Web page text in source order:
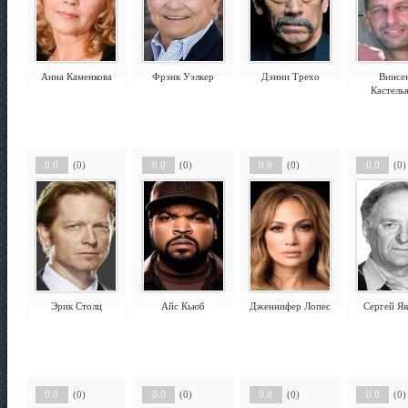
Анна Каменкова Фрэнк Уэлкер Дэнни Трехо
0.0 (0)
Эрик Столц
0.0 (0)
Айс Кьюб
0.0 (0)
Дженнифер Лопес
0.0 (0)
Сергей
0.0 (0) 0.0 (0) 0.0 (0) 0.0 (0)